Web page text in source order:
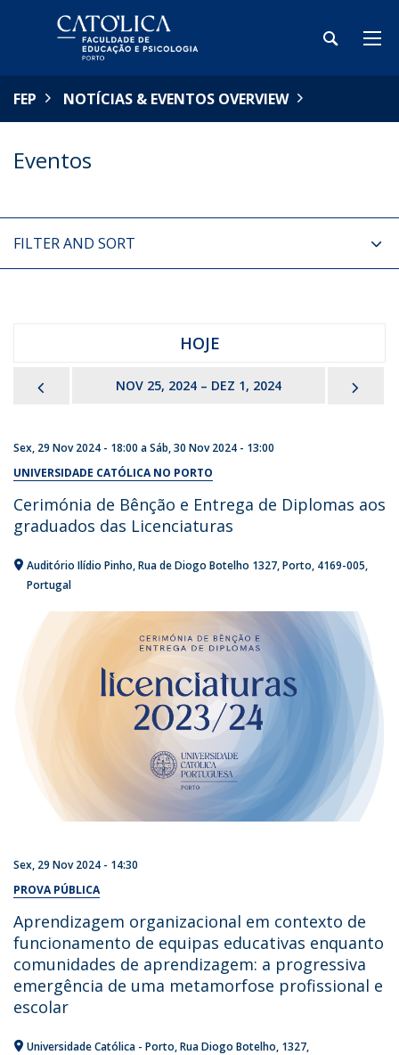
FEP NOTÍCIAS & EVENTOS OVERVIEW
Eventos
FILTER AND SORT
HOJE
PREVIOUSNOV 25, 2024 – DEZ 1, 2024
Sex, 29 Nov 2024 - 18:00 aSáb, 30 Nov 2024 - 13:00
UNIVERSIDADE CATÓLICA NO PORTO
Cerimónia de Bênção e Entrega de Diplomas aos
graduados das Licenciaturas
Auditório Ilídio Pinho Rua de Diogo Botelho 1327 Porto 4169-005
Portugal
Sex, 29 Nov 2024 - 14:30
PROVA PÚBLICA
Aprendizagem organizacional em contexto de
funcionamento de equipas educativas enquanto
comunidades de aprendizagem: a progressiva
emergência de uma metamorfose profissional e
escolar
Universidade Católica - Porto Rua Diogo Botelho, 1327